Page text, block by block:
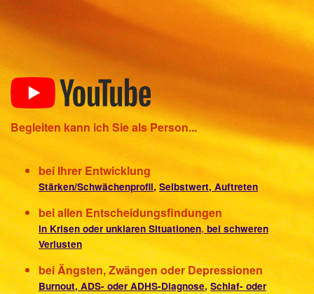
Begleiten kann ich Sie als Person...
bei Ihrer Entwicklung
Stärken/Schwächenprofil, Selbstwert, Auftreten
bei allen Entscheidungsfindungen
in Krisen oder unklaren Situationen, bei schweren
Verlusten
bei Ängsten, Zwängen oder Depressionen
Burnout, ADS- oder ADHS-Diagnose, Schlaf- oder